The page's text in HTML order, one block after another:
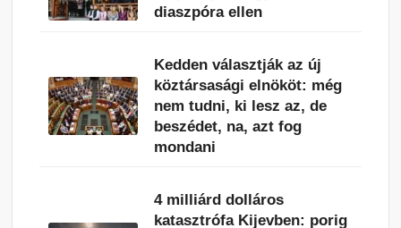
diaszpóra ellen
Kedden választják az új
köztársasági elnököt: még
nem tudni, ki lesz az, de
beszédet, na, azt fog
mondani
4 milliárd dolláros
katasztrófa Kijevben: porig